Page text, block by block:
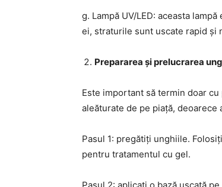
g. Lampă UV/LED: aceasta
ei, straturile sunt uscate rapid și
Prepararea și prelucrarea
Este important să termin doar
aleăturate de pe piață, deoarece
Pasul 1: pregătiți unghiile.
pentru tratamentul cu gel.